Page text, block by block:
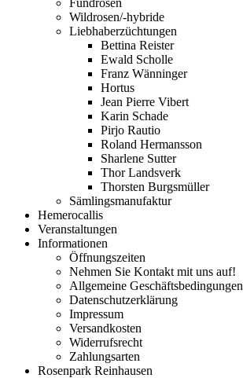
Fundrosen
Wildrosen/-hybride
Liebhaberzüchtungen
Bettina Reister
Ewald Scholle
Franz Wänninger
Hortus
Jean Pierre Vibert
Karin Schade
Pirjo Rautio
Roland Hermansson
Sharlene Sutter
Thor Landsverk
Thorsten Burgsmüller
Sämlingsmanufaktur
Hemerocallis
Veranstaltungen
Informationen
Öffnungszeiten
Nehmen Sie Kontakt mit uns auf!
Allgemeine Geschäftsbedingungen
Datenschutzerklärung
Impressum
Versandkosten
Widerrufsrecht
Zahlungsarten
Rosenpark Reinhausen